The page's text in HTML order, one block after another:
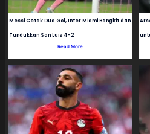
Messi Cetak Dua Gol, Inter Miami Bangkit dan
Tundukkan San Luis 4-2
Read More